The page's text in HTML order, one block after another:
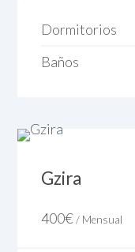
Dormitorios
Baños
Gzira
400€ / Mensual